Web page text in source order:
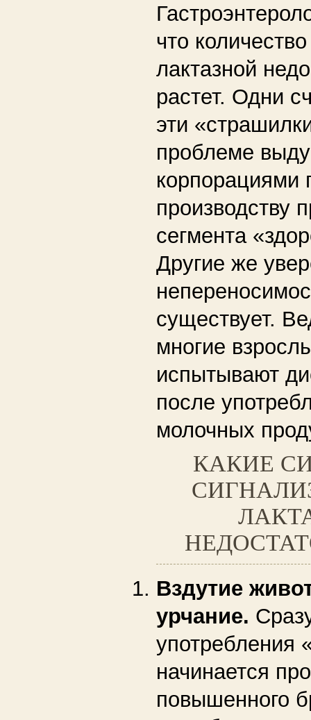
что
лактазной
растет. Одни
эти
проблеме
корпорациями
производству
сегмента
Другие же
существует.
многие
испытывают
после
молочных
КАКИЕ
Вздутие
урчание.
употребления
начинается
повышенного